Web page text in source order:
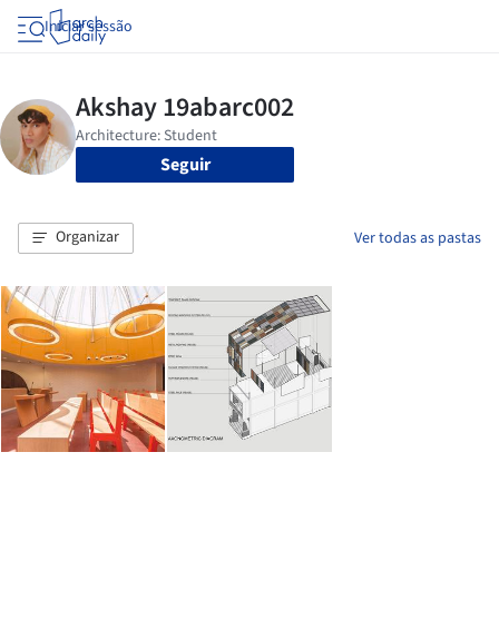
Iniciar sessão
Seguir
Organizar Ver todas as pastas